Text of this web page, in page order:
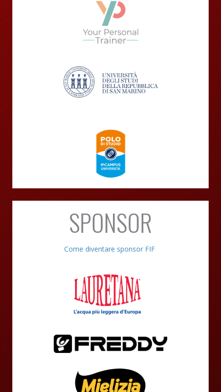
SPONSOR
Come diventare sponsor FIF